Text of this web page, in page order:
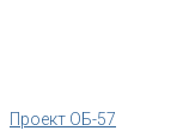
Проект ОБ-57